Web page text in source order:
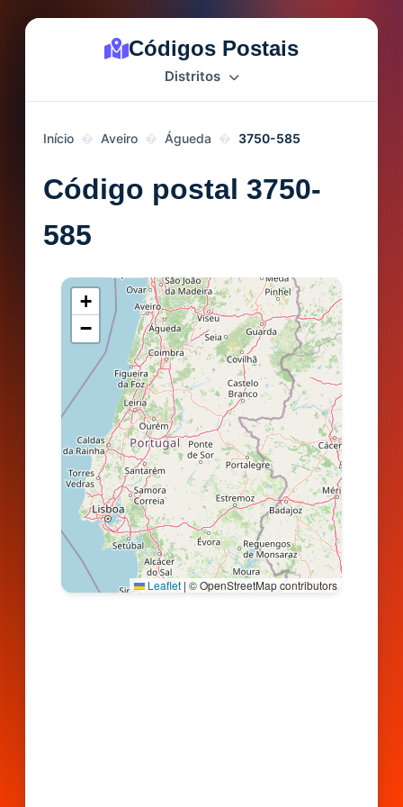
Códigos Postais
Distritos
Início Aveiro Águeda 3750-585
Código postal 3750-
585
+
−
Leaflet | © OpenStreetMap contributors